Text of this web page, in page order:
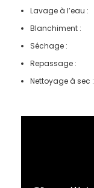
Lavage à l’eau :
Blanchiment :
Séchage :
Repassage :
Nettoyage à sec :